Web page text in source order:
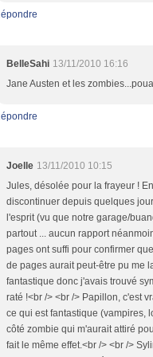
BelleSahi 13/11/2010 16:16
Jane Austen et les
Joelle 13/11/2010 10:15
Jules, désolée pour la frayeur !
discontinuer depuis quelques
l'esprit (vu que notre garage/
partout ... aucun rapport
pages ont suffi pour confirmer
de pages aurait peut-être pu me
fantastique donc j'avais trouvé
raté !<br /> <br /> Papillon, c'est
ce qui est fantastique (vampires,
côté zombie qui m'aurait attiré
fait le même effet.<br /> <br />